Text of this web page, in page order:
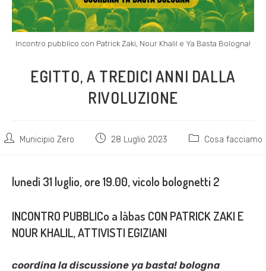
Incontro pubblico con Patrick Zaki, Nour Khalil e Ya Basta Bologna!
EGITTO, A TREDICI ANNI DALLA
RIVOLUZIONE
AutoreMunicipio Zero
Articolo28 Luglio 2023
Categoria
Cosa facciamo
lunedì 31 luglio, ore 19.00, vicolo bolognetti 2
INCONTRO PUBBLICo a làbas CON PATRICK ZAKI E
NOUR KHALIL, ATTIVISTI EGIZIANI
coordina la discussione ya basta! bologna